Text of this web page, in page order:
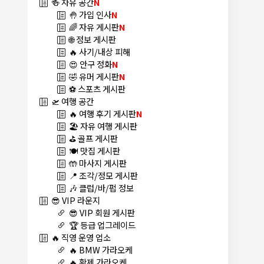
🤚 가입 인사N
🌈 자유 게시판N
🌐 정보 게시판
🔥 사기/내상 피해
😍 안구 정화N
🤣 유머 게시판N
⚽ 스포츠 게시판
🛫 여행 공간
🔥 여행 후기 게시판N
🏖️ 자유 여행 게시판
⛳ 골프 게시판
🍽️ 맛집 게시판
🤲 마사지 게시판
📍 조각/정모 게시판
🎶 클럽/바/펍 정보
😎 VIP 라운지
😎 VIP 회원 게시판
🏆 등급 업그레이드
🔥 직영 운영 업소
🔥 BMW 가라오케